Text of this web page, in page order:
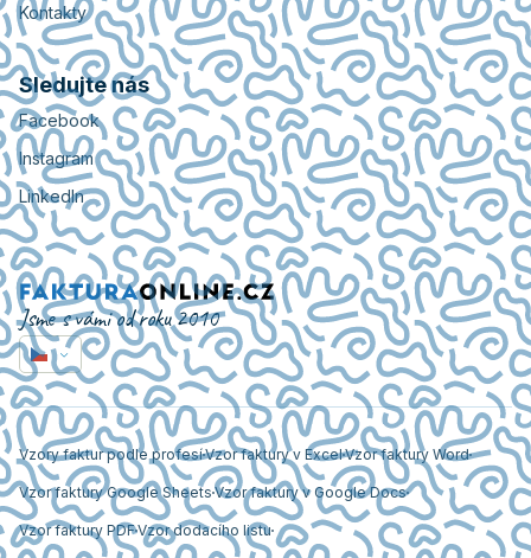
Kontakty
Sledujte nás
Facebook
Instagram
LinkedIn
Jsme s vámi od roku 2010
Vzory faktur podle profesíVzor faktury v ExcelVzor faktury Word
Vzor faktury Google Sheets Vzor faktury v Google Docs
Vzor faktury PDFVzor dodacího listu